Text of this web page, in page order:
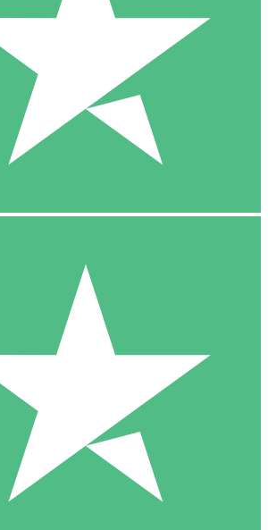
downloadtegoeden. Geen maandelijkse
1000
10 Downloaden
20 00